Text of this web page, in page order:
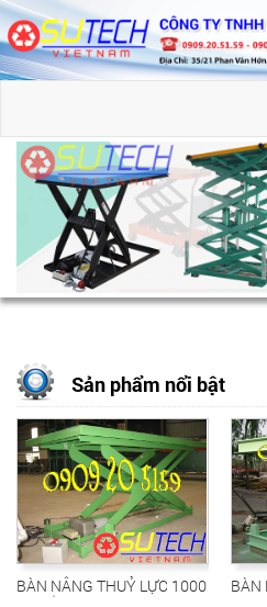
Sản phẩm nổi bật
THUỶ LỰC 1000
BÀN NÂNG